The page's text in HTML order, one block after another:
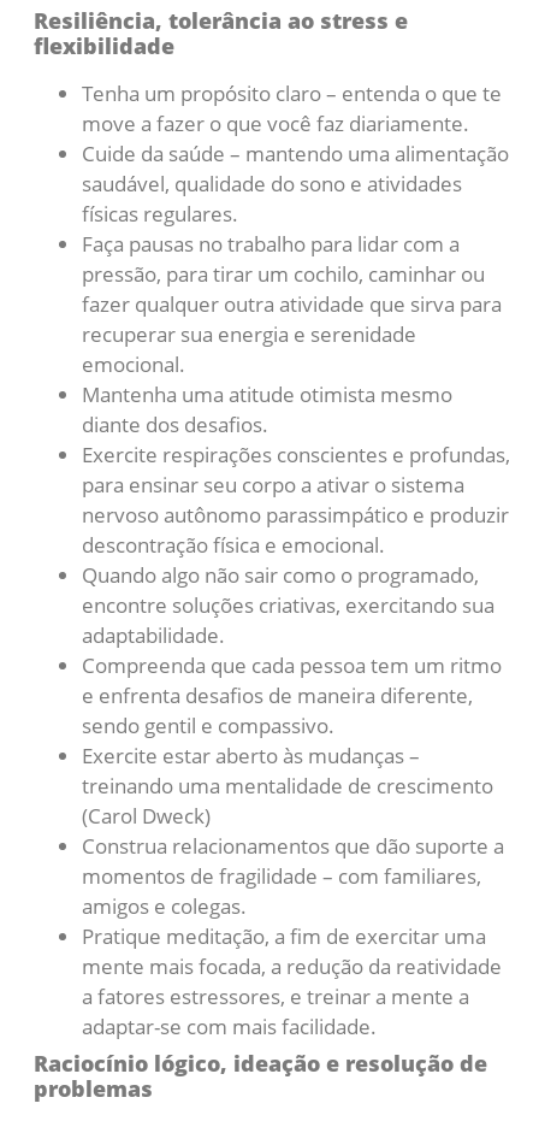
Resiliência, tolerância ao stress e
flexibilidade
Tenha um propósito claro – entenda o que te
move a fazer o que você faz diariamente.
Cuide da saúde – mantendo uma alimentação
saudável, qualidade do sono e atividades
físicas regulares.
Faça pausas no trabalho para lidar com a
pressão, para tirar um cochilo, caminhar ou
fazer qualquer outra atividade que sirva para
recuperar sua energia e serenidade
emocional.
Mantenha uma atitude otimista mesmo
diante dos desafios.
Exercite respirações conscientes e profundas,
para ensinar seu corpo a ativar o sistema
nervoso autônomo parassimpático e produzir
descontração física e emocional.
Quando algo não sair como o programado,
encontre soluções criativas, exercitando sua
adaptabilidade.
Compreenda que cada pessoa tem um ritmo
e enfrenta desafios de maneira diferente,
sendo gentil e compassivo.
Exercite estar aberto às mudanças –
treinando uma mentalidade de crescimento
(Carol Dweck)
Construa relacionamentos que dão suporte a
momentos de fragilidade – com familiares,
amigos e colegas.
Pratique meditação, a fim de exercitar uma
mente mais focada, a redução da reatividade
a fatores estressores, e treinar a mente a
adaptar-se com mais facilidade.
Raciocínio lógico, ideação e resolução de
problemas